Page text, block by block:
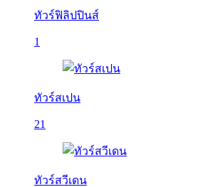
ทัวร์ฟิลิปปินส์
1
ทัวร์สเปน
21
ทัวร์สวีเดน